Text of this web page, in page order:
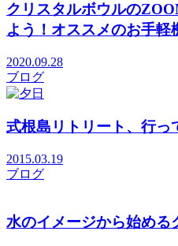
クリスタルボウルの
よう！オススメのお手軽
2020.09.28
ブログ
式根島リトリート、行っ
2015.03.19
ブログ
水のイメージから始める